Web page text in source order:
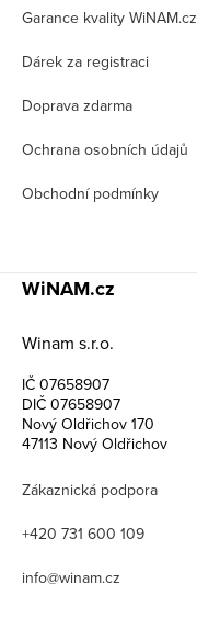
Garance kvality WiNAM.cz
Dárek za registraci
Doprava zdarma
Ochrana osobních údajů
Obchodní podmínky
WiNAM.cz
Winam s.r.o.
IČ 07658907
DIČ 07658907
Nový Oldřichov 170
47113 Nový Oldřichov
Zákaznická podpora
+420 731 600 109
info@winam.cz